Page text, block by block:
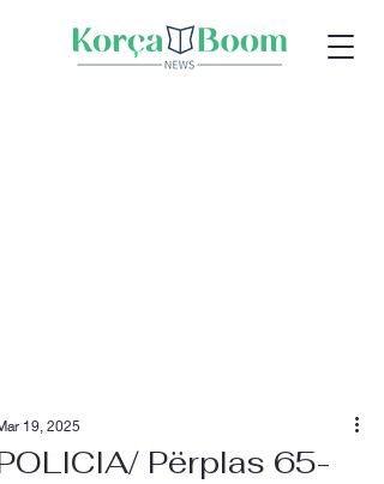
Përplas 65-
19, 2025